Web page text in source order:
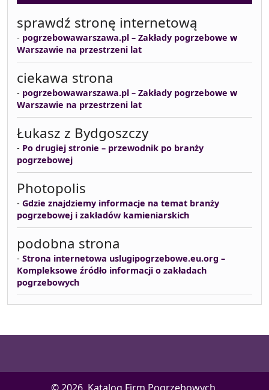
sprawdź stronę internetową
- pogrzebowawarszawa.pl – Zakłady pogrzebowe w
Warszawie na przestrzeni lat
ciekawa strona
- pogrzebowawarszawa.pl – Zakłady pogrzebowe w
Warszawie na przestrzeni lat
Łukasz z Bydgoszczy
- Po drugiej stronie – przewodnik po branży
pogrzebowej
Photopolis
- Gdzie znajdziemy informacje na temat branży
pogrzebowej i zakładów kamieniarskich
podobna strona
- Strona internetowa uslugipogrzebowe.eu.org –
Kompleksowe źródło informacji o zakładach
pogrzebowych